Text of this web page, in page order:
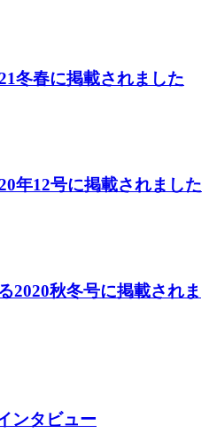
冬春に掲載されました
年12号に掲載されました
2020秋冬号に掲載されま
ンタビュー